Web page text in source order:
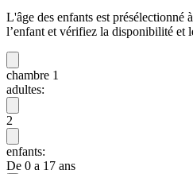
L'âge des enfants est présélectionné
l’enfant et vérifiez la disponibilité et
chambre 1
adultes:
2
enfants:
De 0 a 17 ans